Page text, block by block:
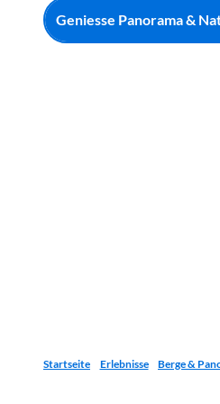
Geniesse Panorama &
Startseite Erlebnisse Berge &